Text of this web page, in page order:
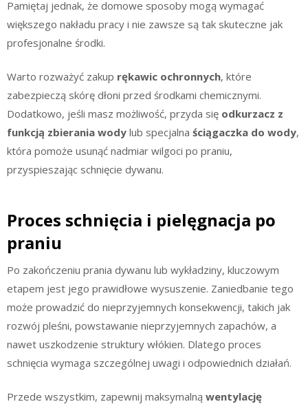
Pamiętaj jednak, że domowe sposoby mogą wymagać
większego nakładu pracy i nie zawsze są tak skuteczne jak
profesjonalne środki.
Warto rozważyć zakup rękawic ochronnych, które
zabezpieczą skórę dłoni przed środkami chemicznymi.
Dodatkowo, jeśli masz możliwość, przyda się odkurzacz z
funkcją zbierania wody lub specjalna ściągaczka do wody,
która pomoże usunąć nadmiar wilgoci po praniu,
przyspieszając schnięcie dywanu.
Proces schnięcia i pielęgnacja po
praniu
Po zakończeniu prania dywanu lub wykładziny, kluczowym
etapem jest jego prawidłowe wysuszenie. Zaniedbanie tego
może prowadzić do nieprzyjemnych konsekwencji, takich jak
rozwój pleśni, powstawanie nieprzyjemnych zapachów, a
nawet uszkodzenie struktury włókien. Dlatego proces
schnięcia wymaga szczególnej uwagi i odpowiednich działań.
Przede wszystkim, zapewnij maksymalną wentylację